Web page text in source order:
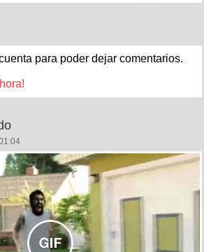
para poder dejar comentarios.